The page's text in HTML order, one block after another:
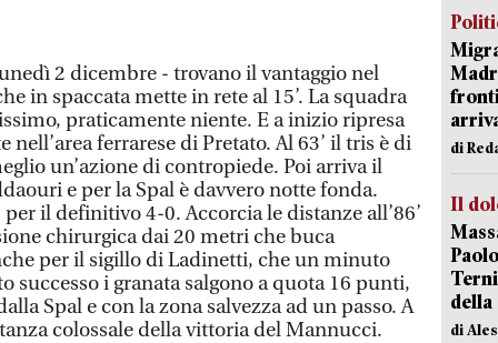
2 dicembre - trovano il vantaggio nel
in spaccata mette in rete al 15’. La squadra
praticamente niente. E a inizio ripresa
ferrarese di Pretato. Al 63’ il tris è di
un’azione di contropiede. Poi arriva il
e per la Spal è davvero notte fonda.
per il definitivo 4-0. Accorcia le distanze all’86’
chirurgica dai 20 metri che buca
per il sigillo di Ladinetti, che un minuto
successo i granata salgono a quota 16 punti,
Spal e con la zona salvezza ad un passo. A
colossale della vittoria del Mannucci.
di
Il
della
di